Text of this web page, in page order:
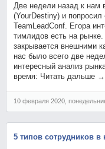
Две недели назад к нам
(YourDestiny) и
TeamLeadConf. Егора
тимлидов есть на рынке.
закрывается внешними
нас было всего две
интересный анализ
время: Читать дальше →
10 февраля 2020,
5 типов сотрудников